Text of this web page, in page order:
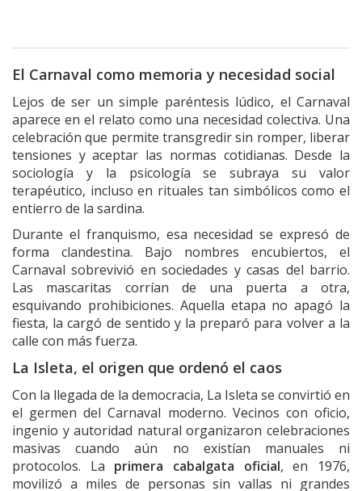
El Carnaval como memoria y necesidad social
Lejos de ser un simple paréntesis lúdico, el Carnaval
aparece en el relato como una necesidad colectiva. Una
celebración que permite transgredir sin romper, liberar
tensiones y aceptar las normas cotidianas. Desde la
sociología y la psicología se subraya su valor
terapéutico, incluso en rituales tan simbólicos como el
entierro de la sardina.
Durante el franquismo, esa necesidad se expresó de
forma clandestina. Bajo nombres encubiertos, el
Carnaval sobrevivió en sociedades y casas del barrio.
Las mascaritas corrían de una puerta a otra,
esquivando prohibiciones. Aquella etapa no apagó la
fiesta, la cargó de sentido y la preparó para volver a la
calle con más fuerza.
La Isleta, el origen que ordenó el caos
Con la llegada de la democracia, La Isleta se convirtió en
el germen del Carnaval moderno. Vecinos con oficio,
ingenio y autoridad natural organizaron celebraciones
masivas cuando aún no existían manuales ni
protocolos. La primera cabalgata oficial, en 1976,
movilizó a miles de personas sin vallas ni grandes